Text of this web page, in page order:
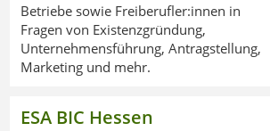
Betriebe sowie Freiberufler:innen in
Fragen von Existenzgründung,
Unternehmensführung, Antragstellung,
Marketing und mehr.
ESA BIC Hessen